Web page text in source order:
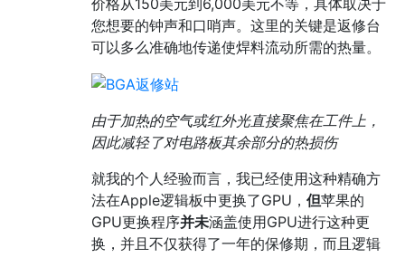
您想要的钟声和口哨声。这里的关键是返修台
可以多么准确地传递使焊料流动所需的热量。
由于加热的空气或红外光直接聚焦在工件上，
因此减轻了对电路板其余部分的热损伤
就我的个人经验而言，我已经使用这种精确方
法在Apple逻辑板中更换了GPU， 但苹果的
GPU更换程序并未涵盖使用GPU进行这种更
换，并且不仅获得了一年的保修期，而且逻辑